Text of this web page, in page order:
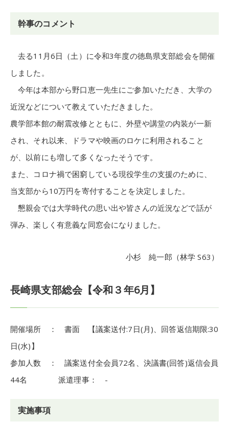
幹事のコメント
去る11月6日（土）に令和3年度の徳島県支部総会を開催
しました。
今年は本部から野口恵一先生にご参加いただき、大学の
近況などについて教えていただきました。
農学部本館の耐震改修とともに、外壁や講堂の内装が一新
され、それ以来、ドラマや映画のロケに利用されること
が、以前にも増して多くなったそうです。
また、コロナ禍で困窮している現役学生の支援のために、
当支部から10万円を寄付することを決定しました。
懇親会では大学時代の思い出や皆さんの近況などで話が
弾み、楽しく有意義な同窓会になりました。
小杉 純一郎（林学 S63）
長崎県支部総会【令和３年6月】
開催場所 ： 書面 【議案送付:7日(月)、回答返信期限:30
日(水)】
参加人数 ： 議案送付全会員72名、決議書(回答)返信会員
44名 派遣理事： -
実施事項